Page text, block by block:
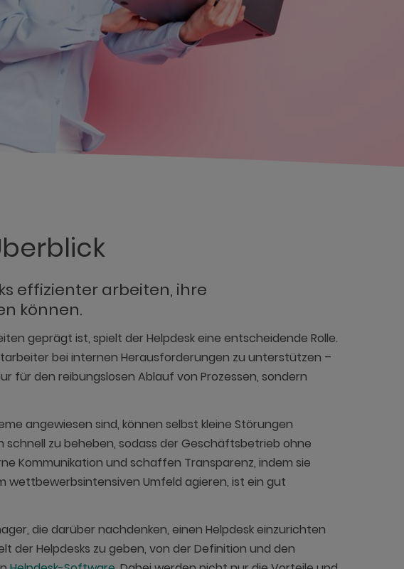
effizienter arbeiten, ihre
können.
geprägt ist, spielt der Helpdesk eine entscheidende Rolle.
bei internen Herausforderungen zu unterstützen –
für den reibungslosen Ablauf von Prozessen, sondern
angewiesen sind, können selbst kleine Störungen
schnell zu beheben, sodass der Geschäftsbetrieb ohne
Kommunikation und schaffen Transparenz, indem sie
wettbewerbsintensiven Umfeld agieren, ist ein gut
die darüber nachdenken, einen Helpdesk einzurichten
der Helpdesks zu geben, von der Definition und den